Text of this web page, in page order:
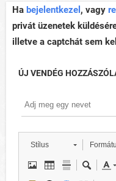
Ha bejelentkezel , vagy
privát üzenetek
illetve a captchát sem
ÚJ VENDÉG
Stílus